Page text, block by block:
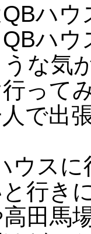
ハ
ハ
な気
って
で出
ウス
行き
田馬